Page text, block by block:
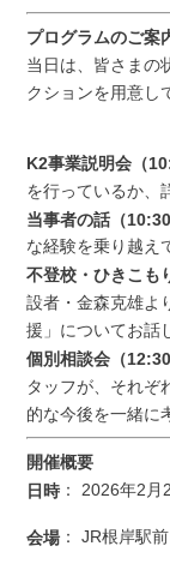
プログラムのご案
当日は、皆さまの
クションを用意し
K2事業説明会（
を行っているか、
当事者の話（
な経験を乗り越え
不登校・ひきこも
設者・金森克雄よ
援」についてお話
個別相談会（
タッフが、それぞ
的な今後を一緒に
開催概要
日時 ： 2026年2
会場 ： JR根岸駅